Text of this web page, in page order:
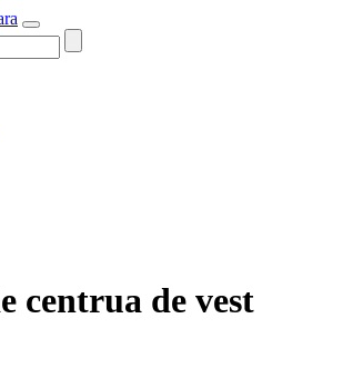
centrua de vest